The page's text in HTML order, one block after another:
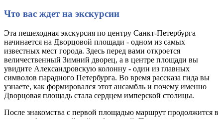
Что вас ждет на экскурсии
Эта пешеходная экскурсия по центру Санкт-Петербурга
начинается на Дворцовой площади - одном из самых
известных мест города. Здесь перед вами откроется
величественный Зимний дворец, а в центре площади вы
увидите Александровскую колонну - один из главных
символов парадного Петербурга. Во время рассказа гида вы
узнаете, как формировался этот ансамбль и почему именно
Дворцовая площадь стала сердцем имперской столицы.
После знакомства с первой площадью маршрут продолжится в